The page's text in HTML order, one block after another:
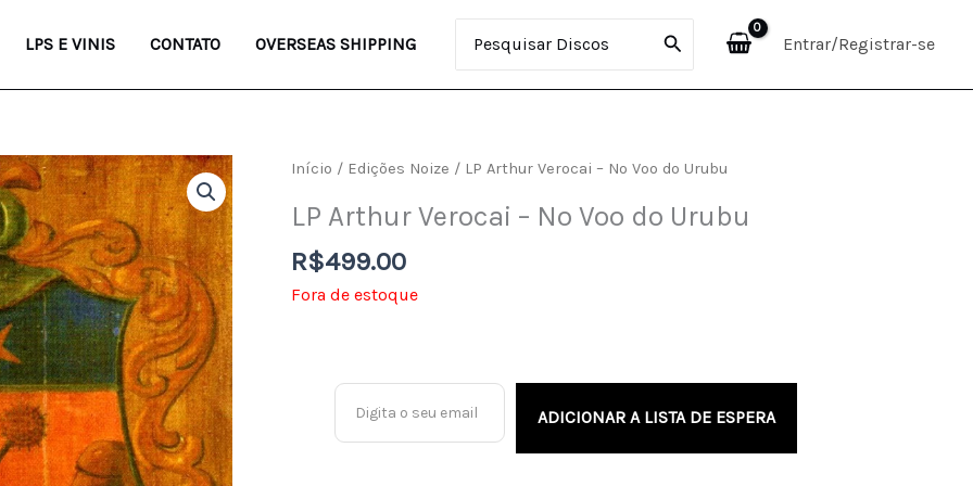
LPS E VINIS CONTATO OVERSEAS SHIPPING Entrar/Registrar-se
Início / Edições Noize / LP Arthur Verocai – No Voo do Urubu
LP Arthur Verocai – No Voo do Urubu
R$499.00
Fora de estoque